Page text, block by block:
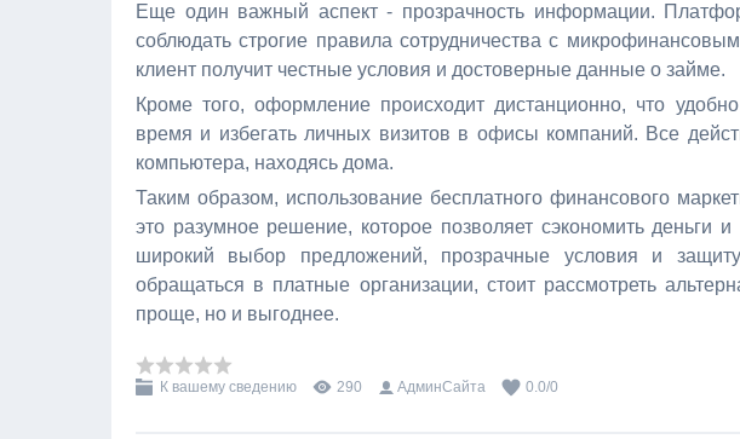
Еще один важный аспект - прозрачность информации.
соблюдать строгие правила сотрудничества с
клиент получит честные условия и достоверные данные о займе.
Кроме того, оформление происходит дистанционно, что
время и избегать личных визитов в офисы компаний. Все
компьютера, находясь дома.
Таким образом, использование бесплатного финансового
это разумное решение, которое позволяет сэкономить деньги
широкий выбор предложений, прозрачные условия и
обращаться в платные организации, стоит рассмотреть
проще, но и выгоднее.
К вашему сведению 290 АдминСайта 0.0/0